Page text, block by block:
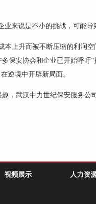
来说是不小的挑战，可能导
本上升而被不断压缩的利润
多保安协会和企业已开始呼吁“
逆境中开辟新局面。
，武汉中力世纪保安服务公
视频展示 人力资